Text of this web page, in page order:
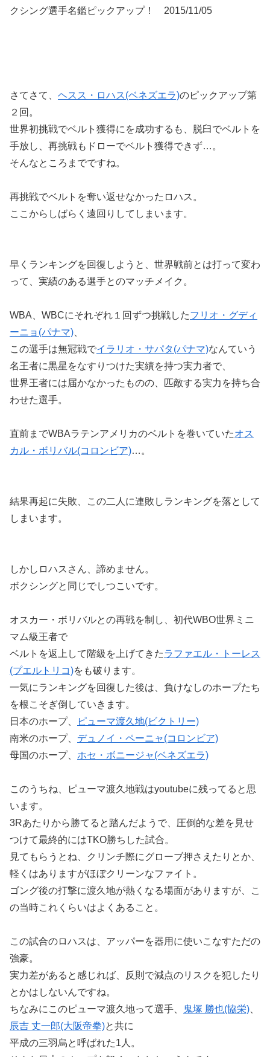
クシング選手名鑑ピックアップ！ 2015/11/05
さてさて、 ヘスス・ロハス(ベネズエラ)のピックアップ第
２回。
世界初挑戦でベルト獲得にを成功するも、脱臼でベルトを
手放し、再挑戦もドローでベルト獲得できず…。
そんなところまでですね。
再挑戦でベルトを奪い返せなかったロハス。
ここからしばらく遠回りしてしまいます。
早くランキングを回復しようと、世界戦前とは打って変わ
って、実績のある選手とのマッチメイク。
WBA、WBCにそれぞれ１回ずつ挑戦したフリオ・グディ
ーニョ(パナマ)
この選手は無冠戦でイラリオ・サパタ(パナマ)なんていう
名王者に黒星をなすりつけた実績を持つ実力者で、
世界王者には届かなかったものの、匹敵する実力を持ち合
わせた選手。
直前までWBAラテンアメリカのベルトを巻いていたオス
カル・ボリバル(コロンビア)…。
結果再起に失敗、この二人に連敗しランキングを落として
しまいます。
しかしロハスさん、諦めません。
ボクシングと同じでしつこいです。
オスカー・ボリバルとの再戦を制し、初代WBO世界ミニ
マム級王者で
ベルトを返上して階級を上げてきたラファエル・トーレス
(プエルトリコ)をも破ります。
一気にランキングを回復した後は、負けなしのホープたち
を根こそぎ倒していきます。
日本のホープ、
ピューマ渡久地(ビクトリー)
南米のホープ、 デュノイ・ペーニャ(コロンビア)
母国のホープ、 ホセ・ボニージャ(ベネズエラ)
このうちね、ピューマ渡久地戦はyoutubeに残ってると思
います。
3Rあたりから勝てると踏んだようで、圧倒的な差を見せ
つけて最終的にはTKO勝ちした試合。
見てもらうとね、クリンチ際にグローブ押さえたりとか、
軽くはありますがほぼクリーンなファイト。
ゴング後の打撃に渡久地が熱くなる場面がありますが、こ
の当時これくらいはよくあること。
この試合のロハスは、アッパーを器用に使いこなすただの
強豪。
実力差があると感じれば、反則で減点のリスクを犯したり
とかはしないんですね。
ちなみにこのピューマ渡久地って選手、
鬼塚 勝也(協栄)
辰吉 丈一郎(大阪帝拳)と共に
平成の三羽烏と呼ばれた1人。